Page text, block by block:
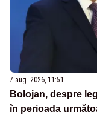
7 aug. 2026, 11:51
Bolojan, despre
în perioada